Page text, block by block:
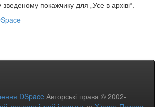
покажчику для „Усе в архіві“.
DSpace Авторські права © 2002-